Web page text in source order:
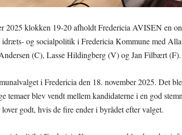
2025 klokken 19-20 afholdt Fredericia AVISEN en
og socialpolitik i Fredericia Kommune med
(C), Lasse Hildingberg (V) og Jan Filbært (F).
i Fredericia den 18. november 2025. Det
temaer blev vendt mellem kandidaterne i en god
godt, hvis de fire ender i byrådet efter valget.